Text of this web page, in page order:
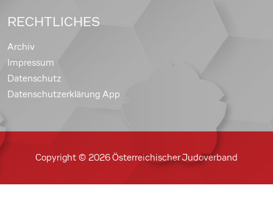
RECHTLICHES
Archiv
Impressum
Datenschutz
Datenschutzerklärung App
Copyright © 2026 Österreichischer Judoverband